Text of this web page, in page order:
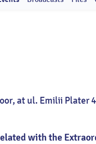
at ul. Emilii Plater
with the